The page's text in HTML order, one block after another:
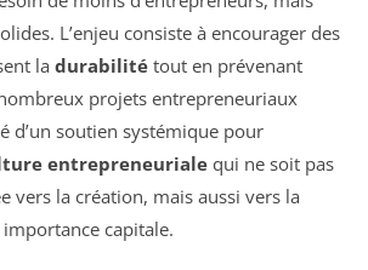
L’enjeu consiste à encourager des
la durabilité tout en prévenant
projets entrepreneuriaux
d’un soutien systémique pour
entrepreneuriale qui ne soit pas
vers la création, mais aussi vers la
capitale.